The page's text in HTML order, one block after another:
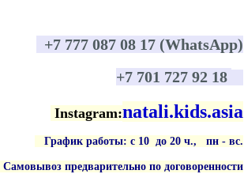
+7 777 087 08 17 (WhatsApp)
+7 701 727 92 18
Instagram:natali.kids.asia
График работы: с 10 до 20 ч., пн - вс.
Самовывоз предварительно по договоренности